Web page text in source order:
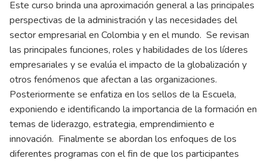
Este curso brinda una aproximación general a las principales
perspectivas de la administración y las necesidades del
sector empresarial en Colombia y en el mundo. Se revisan
las principales funciones, roles y habilidades de los líderes
empresariales y se evalúa el impacto de la globalización y
otros fenómenos que afectan a las organizaciones.
Posteriormente se enfatiza en los sellos de la Escuela,
exponiendo e identificando la importancia de la formación en
temas de liderazgo, estrategia, emprendimiento e
innovación. Finalmente se abordan los enfoques de los
diferentes programas con el fin de que los participantes